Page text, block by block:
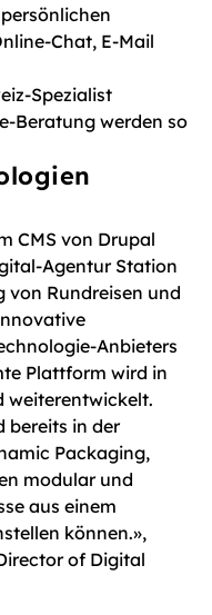
Chat, E-Mail
Spezialist
Beratung werden so
CMS von Drupal
Agentur Station
von Rundreisen und
Anbieters
Plattform wird in
weiterentwickelt.
bereits in der
Packaging,
modular und
aus einem
können.»,
of Digital